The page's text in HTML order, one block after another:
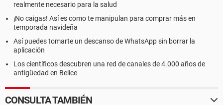
realmente necesario para la salud
¡No caigas! Así es como te manipulan para comprar más en
temporada navideña
Así puedes tomarte un descanso de WhatsApp sin borrar la
aplicación
Los científicos descubren una red de canales de 4.000 años de
antigüedad en Belice
CONSULTA TAMBIÉN